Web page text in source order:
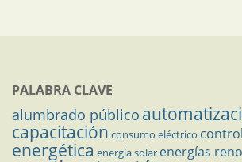
PALABRA CLAVE
alumbrado público
capacitación consumo eléctrico control
energética energía solar energías